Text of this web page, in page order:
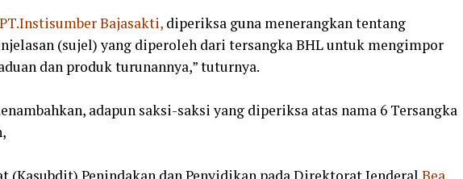
PT.Instisumber Bajasakti, diperiksa guna menerangkan tentang
(sujel) yang diperoleh dari tersangka BHL untuk mengimpor
dan produk turunannya,” tuturnya.
adapun saksi-saksi yang diperiksa atas nama 6 Tersangka